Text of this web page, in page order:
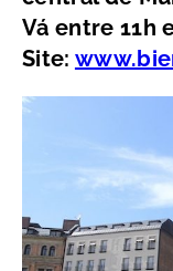
Vá entre 11h
Site: